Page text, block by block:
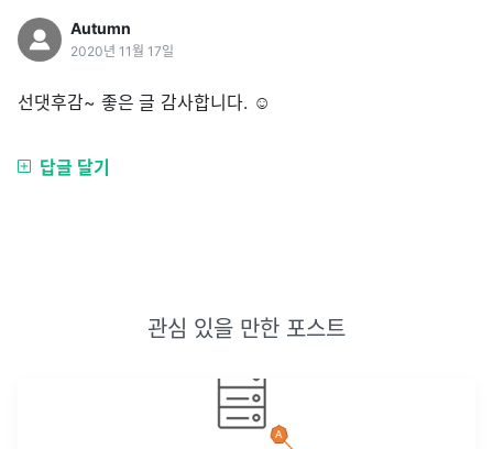
Autumn
2020년 11월 17일
선댓후감~ 좋은 글 감사합니다. ☺️
답글 달기
관심 있을 만한 포스트